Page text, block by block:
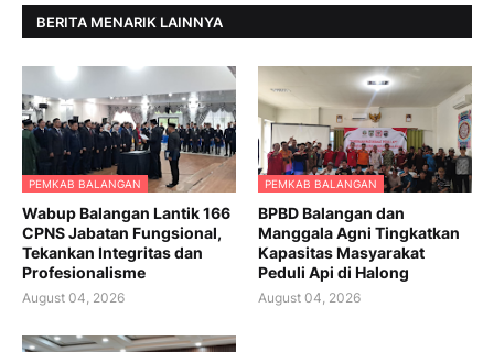
BERITA MENARIK LAINNYA
PEMKAB BALANGAN
Wabup Balangan Lantik 166
CPNS Jabatan Fungsional,
Tekankan Integritas dan
Profesionalisme
August 04, 2026
PEMKAB BALANGAN
BPBD Balangan dan
Manggala Agni Tingkatkan
Kapasitas Masyarakat
Peduli Api di Halong
August 04, 2026